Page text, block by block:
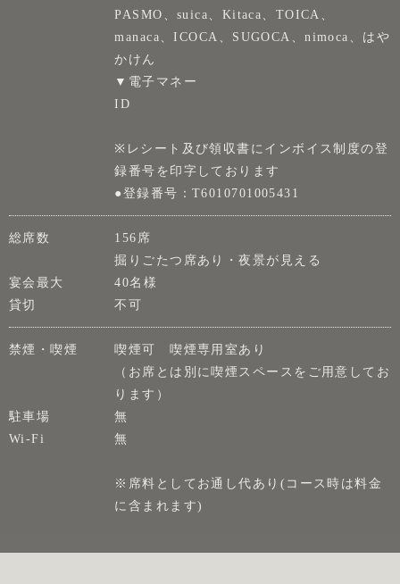
PASMO、suica、Kitaca、TOICA、
manaca、ICOCA、SUGOCA、nimoca、はや
かけん
▼電子マネー
ID
※レシート及び領収書にインボイス制度の登
録番号を印字しております
●登録番号：T6010701005431
総席数
156席
掘りごたつ席あり・夜景が見える
宴会最大
40名様
貸切
不可
禁煙・喫煙
喫煙可 喫煙専用室あり
（お席とは別に喫煙スペースをご用意してお
ります）
駐車場
無
Wi-Fi
無
※席料としてお通し代あり(コース時は料金
に含まれます)